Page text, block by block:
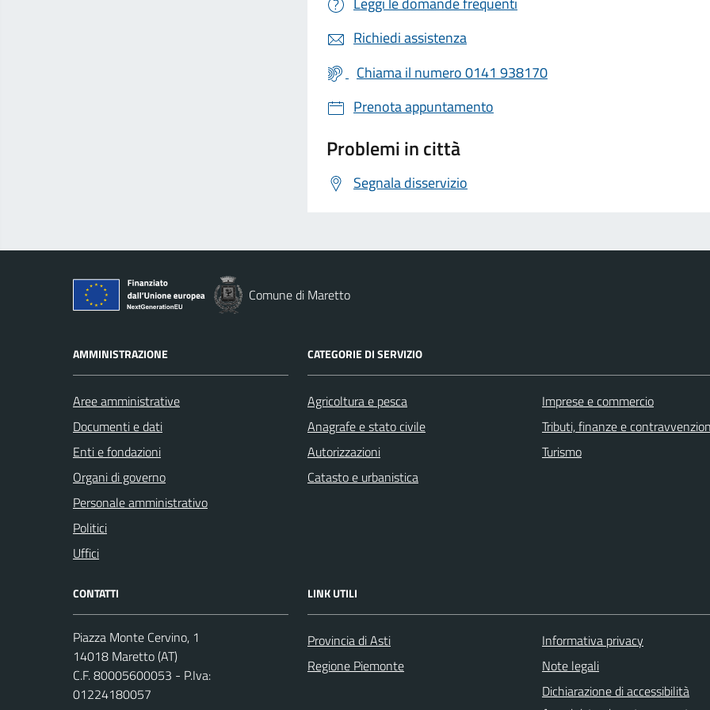
Richiedi assistenza
Chiama il numero 0141 938170
Prenota appuntamento
Problemi in città
Segnala disservizio
Comune di Maretto
AMMINISTRAZIONE
Aree amministrative
Documenti e dati
Enti e fondazioni
Organi di governo
Personale amministrativo
Politici
Uffici
CATEGORIE DI SERVIZIO
Agricoltura e pesca
Anagrafe e stato civile
Autorizzazioni
Catasto e urbanistica
Imprese e commercio
Tributi, finanze e
Turismo
CONTATTI
Piazza Monte Cervino, 1
14018 Maretto (AT)
C.F. 80005600053 - P.Iva:
01224180057
LINK UTILI
Provincia di Asti
Regione Piemonte
Informativa privacy
Note legali
Dichiarazione di accessibilità